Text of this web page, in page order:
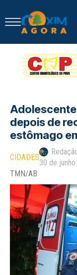
Adolescente
depois de
estômago
CIDADES
30 de
TMN/AB